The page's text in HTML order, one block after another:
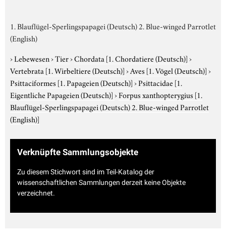
1. Blauflügel-Sperlingspapagei (Deutsch) 2. Blue-winged Parrotlet
(English)
›Lebewesen›Tier›Chordata [1. Chordatiere (Deutsch)]›
Vertebrata [1. Wirbeltiere (Deutsch)]›Aves [1. Vögel (Deutsch)]›
Psittaciformes [1. Papageien (Deutsch)]›Psittacidae [1.
Eigentliche Papageien (Deutsch)]›Forpus xanthopterygius [1.
Blauflügel-Sperlingspapagei (Deutsch) 2. Blue-winged Parrotlet
(English)]
Verknüpfte Sammlungsobjekte
Zu diesem Stichwort sind im Teil-Katalog der
wissenschaftlichen Sammlungen derzeit keine Objekte
verzeichnet.